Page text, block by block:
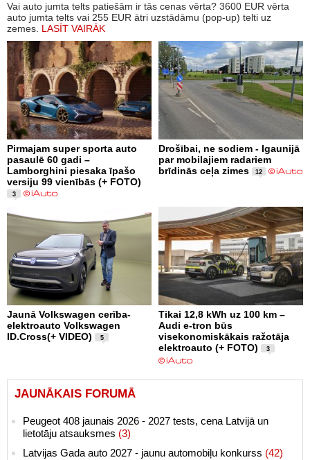
Vai auto jumta telts patiešām ir tās cenas vērta? 3600 EUR vērta
auto jumta telts vai 255 EUR ātri uzstādāmu (pop-up) telti uz
zemes. LASĪT VAIRĀK
Pirmajam super sporta auto
pasaulē 60 gadi –
Lamborghini piesaka īpašo
versiju 99 vienībās (+ FOTO)
3
Drošībai, ne sodiem - Igaunijā
par mobilajiem radariem
brīdinās ceļa zimes
12
Jaunā Volkswagen cerība-
elektroauto Volkswagen
ID.Cross(+ VIDEO)
5
Tikai 12,8 kWh uz 100 km –
Audi e-tron būs
visekonomiskākais ražotāja
elektroauto (+ FOTO)
3
JAUNĀKAIS FORUMĀ
Peugeot 408 jaunais 2026 - 2027 tests, cena Latvijā un
lietotāju atsauksmes (3)
Latvijas Gada auto 2027 - jaunu automobiļu konkurss (42)